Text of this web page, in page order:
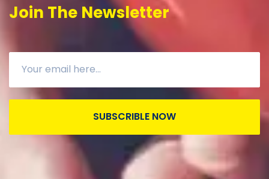
Join The Newsletter
SUBSCRIBLE NOW